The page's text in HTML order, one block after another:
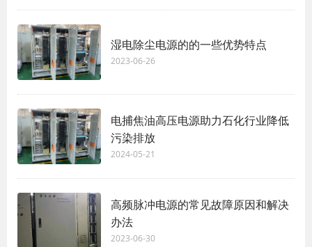
湿电除尘电源的的一些优势特点
2023-06-26
电捕焦油高压电源助力石化行业降低
污染排放
2024-05-21
高频脉冲电源的常见故障原因和解决
办法
2023-06-30